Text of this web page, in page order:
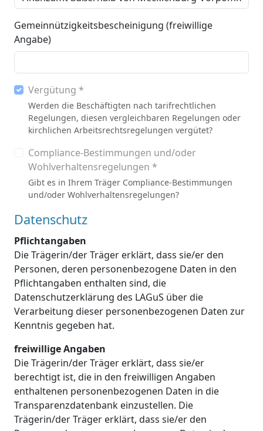
Gemeinnützigkeitsbescheinigung (freiwillige
Angabe)
Vergütung *
Werden die Beschäftigten nach tarifrechtlichen
Regelungen, diesen vergleichbaren Regelungen oder
kirchlichen Arbeitsrechtsregelungen vergütet?
Compliance-Bestimmungen und/oder
Wohlverhaltensregelungen *
Gibt es in Ihrem Träger Compliance-Bestimmungen
und/oder Wohlverhaltensregelungen?
Datenschutz
Pflichtangaben
Die Trägerin/der Träger erklärt, dass sie/er den
Personen, deren personenbezogene Daten in den
Pflichtangaben enthalten sind, die
Datenschutzerklärung des LAGuS über die
Verarbeitung dieser personenbezogenen Daten zur
Kenntnis gegeben hat.
freiwillige Angaben
Die Trägerin/der Träger erklärt, dass sie/er
berechtigt ist, die in den freiwilligen Angaben
enthaltenen personenbezogenen Daten in die
Transparenzdatenbank einzustellen. Die
Trägerin/der Träger erklärt, dass sie/er den